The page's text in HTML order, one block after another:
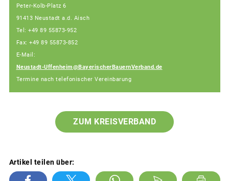
Peter-Kolb-Platz 6
91413 Neustadt a.d. Aisch
Tel: +49 89 55873-952
Fax: +49 89 55873-852
E-Mail:
Neustadt-Uffenheim@BayerischerBauernVerband.de
Termine nach telefonischer Vereinbarung
ZUM KREISVERBAND
Artikel teilen über: